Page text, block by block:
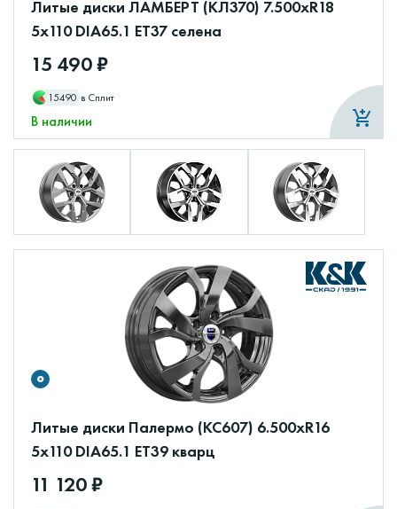
Литые диски ЛАМБЕРТ (КЛ370) 7.500xR18
5x110 DIA65.1 ET37 селена
15 490 ₽
15490 в Сплит
В наличии
Литые диски Палермо (КС607) 6.500xR16
5x110 DIA65.1 ET39 кварц
11 120 ₽